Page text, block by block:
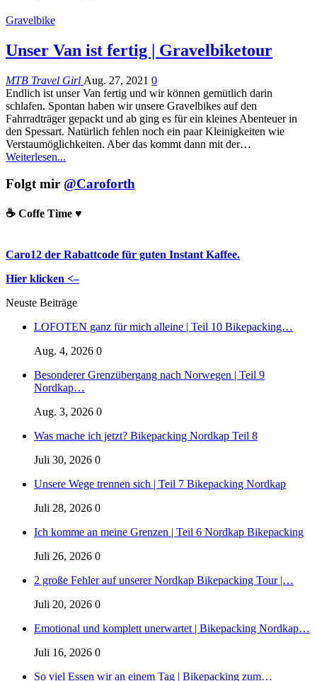
Gravelbike
Unser Van ist fertig | Gravelbiketour
MTB Travel Girl Aug. 27, 2021 0
Endlich ist unser Van fertig und wir können gemütlich darin
schlafen. Spontan haben wir unsere Gravelbikes auf den
Fahrradträger gepackt und ab ging es für ein kleines Abenteuer in
den Spessart. Natürlich fehlen noch ein paar Kleinigkeiten wie
Verstaumöglichkeiten. Aber das kommt dann mit der…
Weiterlesen...
Folgt mir @Caroforth
☕️ Coffe Time ♥️
Caro12 der Rabattcode für guten Instant Kaffee.
Hier klicken <–
Neuste Beiträge
LOFOTEN ganz für mich alleine | Teil 10 Bikepacking…
Aug. 4, 2026 0
Besonderer Grenzübergang nach Norwegen | Teil 9
Nordkap…
Aug. 3, 2026 0
Was mache ich jetzt? Bikepacking Nordkap Teil 8
Juli 30, 2026 0
Unsere Wege trennen sich | Teil 7 Bikepacking Nordkap
Juli 28, 2026 0
Ich komme an meine Grenzen | Teil 6 Nordkap Bikepacking
Juli 26, 2026 0
2 große Fehler auf unserer Nordkap Bikepacking Tour |…
Juli 20, 2026 0
Emotional und komplett unerwartet | Bikepacking Nordkap…
Juli 16, 2026 0
So viel Essen wir an einem Tag | Bikepacking zum…